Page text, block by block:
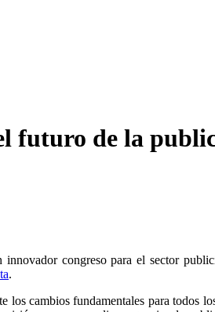
futuro de la
innovador congreso para el sector
.
los cambios fundamentales para todos